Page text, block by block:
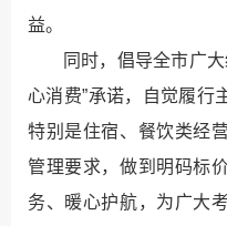
益。
同时，倡导全市广
心消费”承诺，自觉履行
特别是住宿、餐饮类经
管理要求，做到明码标
务、暖心护航，为广大